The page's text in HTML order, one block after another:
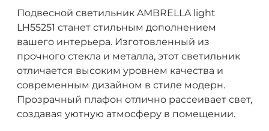
Подвесной светильник AMBRELLA light
LH55251 станет стильным дополнением
вашего интерьера. Изготовленный из
прочного стекла и металла, этот светильник
отличается высоким уровнем качества и
современным дизайном в стиле модерн.
Прозрачный плафон отлично рассеивает свет,
создавая уютную атмосферу в помещении.